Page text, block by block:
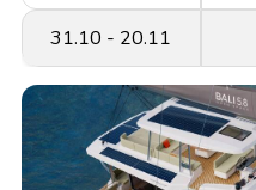
31.10 - 20.11